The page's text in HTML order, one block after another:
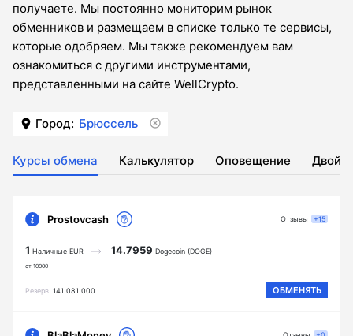
получаете. Мы постоянно мониторим рынок
обменников и размещаем в списке только те сервисы,
которые одобряем. Мы также рекомендуем вам
ознакомиться с другими инструментами,
представленными на сайте WellCrypto.
Город: Брюссель
Курсы обмена Калькулятор Оповещение
Prostovcash
1 Наличные EUR
от 10000
14.7959 Dogecoin (DOGE)
Резерв 141 081 000 ОБМЕНЯТЬ
Отзывы +15